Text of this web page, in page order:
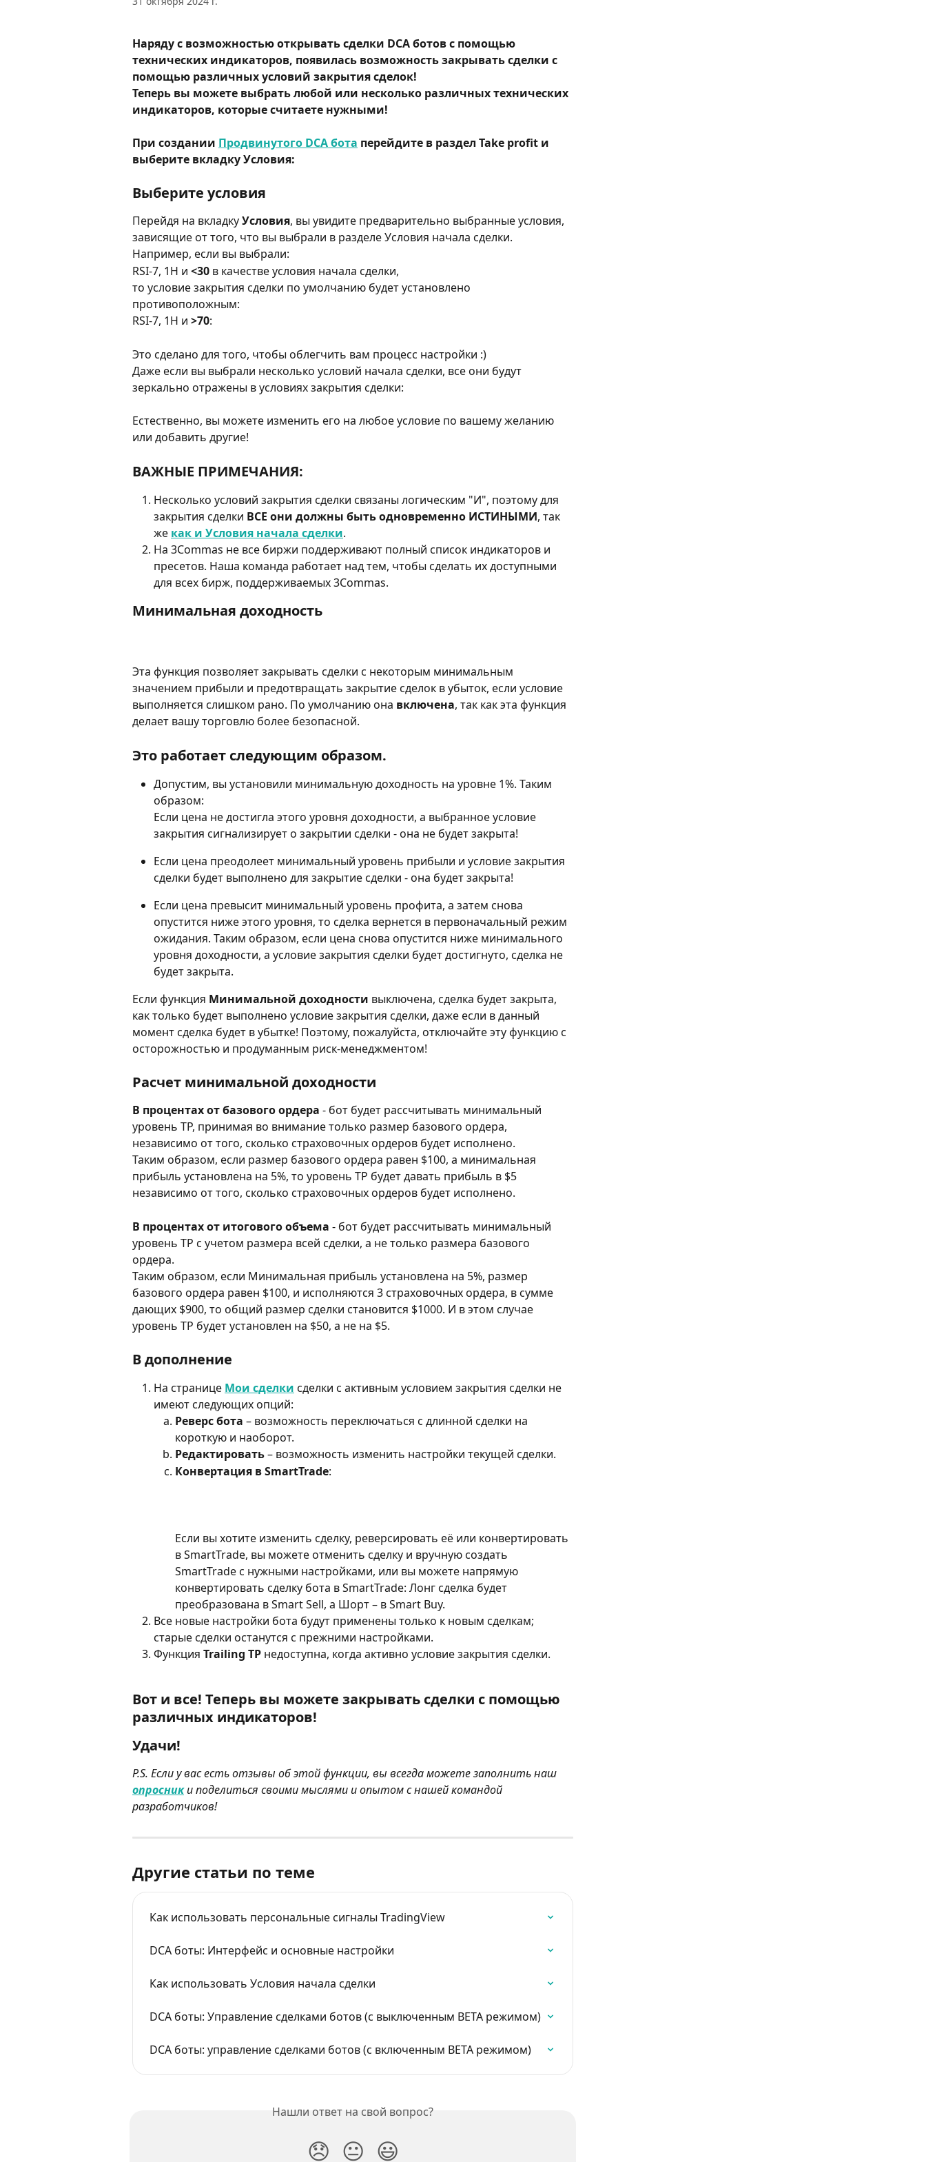
Наряду с возможностью открывать сделки DCA ботов с помощью
технических индикаторов, появилась возможность закрывать сделки с
помощью различных условий закрытия сделок!
Теперь вы можете выбрать любой или несколько различных технических
индикаторов, которые считаете нужными!
При создании Продвинутого DCA бота перейдите в раздел Take profit и
выберите вкладку Условия:
Выберите условия
Перейдя на вкладку Условия, вы увидите предварительно выбранные условия,
зависящие от того, что вы выбрали в разделе Условия начала сделки.
Например, если вы выбрали:
RSI-7, 1H и <30 в качестве условия начала сделки,
то условие закрытия сделки по умолчанию будет установлено
противоположным:
RSI-7, 1H и >70:
Это сделано для того, чтобы облегчить вам процесс настройки :)
Даже если вы выбрали несколько условий начала сделки, все они будут
зеркально отражены в условиях закрытия сделки:
Естественно, вы можете изменить его на любое условие по вашему желанию
или добавить другие!
ВАЖНЫЕ ПРИМЕЧАНИЯ:
Несколько условий закрытия сделки связаны логическим "И", поэтому для
закрытия сделки ВСЕ они должны быть одновременно ИСТИНЫМИ, так
же как и Условия начала сделки.
На 3Commas не все биржи поддерживают полный список индикаторов и
пресетов. Наша команда работает над тем, чтобы сделать их доступными
для всех бирж, поддерживаемых 3Commas.
Минимальная доходность
Эта функция позволяет закрывать сделки с некоторым минимальным
значением прибыли и предотвращать закрытие сделок в убыток, если условие
выполняется слишком рано. По умолчанию она включена, так как эта функция
делает вашу торговлю более безопасной.
Это работает следующим образом.
Допустим, вы установили минимальную доходность на уровне 1%. Таким
образом:
Если цена не достигла этого уровня доходности, а выбранное условие
закрытия сигнализирует о закрытии сделки - она не будет закрыта!
Если цена преодолеет минимальный уровень прибыли и условие закрытия
сделки будет выполнено для закрытие сделки - она будет закрыта!
Если цена превысит минимальный уровень профита, а затем снова
опустится ниже этого уровня, то сделка вернется в первоначальный режим
ожидания. Таким образом, если цена снова опустится ниже минимального
уровня доходности, а условие закрытия сделки будет достигнуто, сделка не
будет закрыта.
Если функция Минимальной доходности выключена, сделка будет закрыта,
как только будет выполнено условие закрытия сделки, даже если в данный
момент сделка будет в убытке! Поэтому, пожалуйста, отключайте эту функцию с
осторожностью и продуманным риск-менеджментом!
Расчет минимальной доходности
В процентах от базового ордера - бот будет рассчитывать минимальный
уровень TP, принимая во внимание только размер базового ордера,
независимо от того, сколько страховочных ордеров будет исполнено.
Таким образом, если размер базового ордера равен $100, а минимальная
прибыль установлена на 5%, то уровень TP будет давать прибыль в $5
независимо от того, сколько страховочных ордеров будет исполнено.
В процентах от итогового объема - бот будет рассчитывать минимальный
уровень TP с учетом размера всей сделки, а не только размера базового
ордера.
Таким образом, если Минимальная прибыль установлена на 5%, размер
базового ордера равен $100, и исполняются 3 страховочных ордера, в сумме
дающих $900, то общий размер сделки становится $1000. И в этом случае
уровень TP будет установлен на $50, а не на $5.
В дополнение
На странице Мои сделки сделки с активным условием закрытия сделки не
имеют следующих опций:
Реверс бота – возможность переключаться с длинной сделки на
короткую и наоборот.
Редактировать – возможность изменить настройки текущей сделки.
Конвертация в SmartTrade:
Если вы хотите изменить сделку, реверсировать её или конвертировать
в SmartTrade, вы можете отменить сделку и вручную создать
SmartTrade с нужными настройками, или вы можете напрямую
конвертировать сделку бота в SmartTrade: Лонг сделка будет
преобразована в Smart Sell, а Шорт – в Smart Buy.
Все новые настройки бота будут применены только к новым сделкам;
старые сделки останутся с прежними настройками.
Функция Trailing TP недоступна, когда активно условие закрытия сделки.
Вот и все! Теперь вы можете закрывать сделки с помощью
различных индикаторов!
Удачи!
P.S. Если у вас есть отзывы об этой функции, вы всегда можете заполнить наш
опросник и поделиться своими мыслями и опытом с нашей командой
разработчиков!
Другие статьи по теме
Как использовать персональные сигналы TradingView
DCA боты: Интерфейс и основные настройки
Как использовать Условия начала сделки
DCA боты: Управление сделками ботов (с выключенным BETA режимом)
DCA боты: управление сделками ботов (с включенным BETA режимом)
Нашли ответ на свой вопрос?
😞 😐 😃